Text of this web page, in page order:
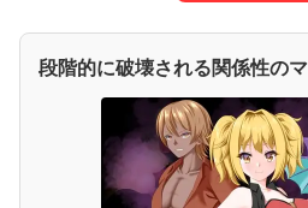
段階的に破壊される関係性のマ